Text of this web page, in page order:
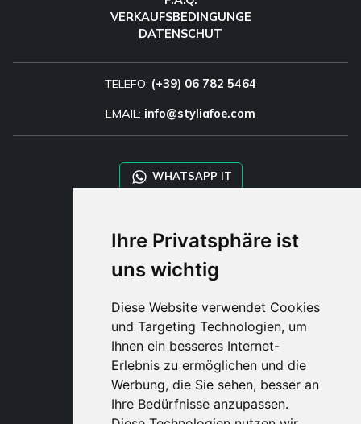
Ihre Privatsphäre ist
uns wichtig
Diese Website verwendet Cookies
und Targeting Technologien, um
Ihnen ein besseres Internet-
Erlebnis zu ermöglichen und die
Werbung, die Sie sehen, besser an
Ihre Bedürfnisse anzupassen.
VERKAUFSBEDINGUNGE
DATENSCHUT
TELEFO: (+39) 06 782 5464
EMAIL: info@styliafoe.com
WHATSAPP IT
STYLIA SERVICES
SHOP B2B
TAYLOR MADE ORDERS
DROPSHIPPING
BENUTZE
REGISTRIERE
EINLOGGE